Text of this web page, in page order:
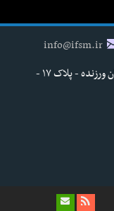
info@ifsm.ir
تهران - خیابان شهید مفتح جنوبی - خیابان ورزنده - پلاک ۱۷ -